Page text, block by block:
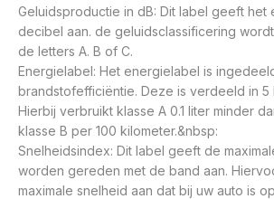
Geluidsproductie in dB: Dit label geeft het
decibel aan. de geluidsclassificering
de letters A. B of C.
Energielabel: Het energielabel is
brandstofefficiëntie. Deze is verdeeld in 5
Hierbij verbruikt klasse A 0.1 liter minder
klasse B per 100 kilometer.&nbsp:
Snelheidsindex: Dit label geeft de
worden gereden met de band aan.
maximale snelheid aan dat bij uw auto is